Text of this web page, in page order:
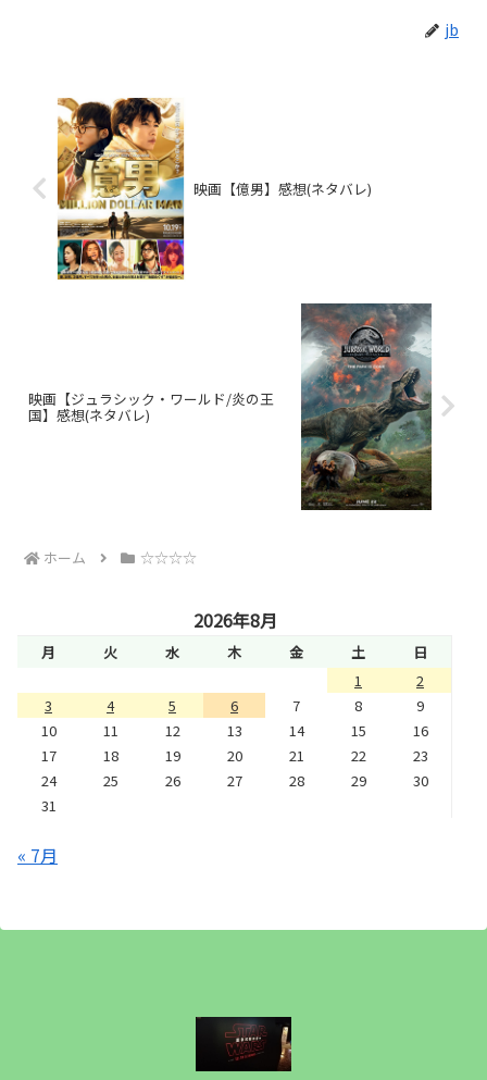
jb
映画【億男】感想(ネタバレ)
映画【ジュラシック・ワールド/炎の王
国】感想(ネタバレ)
ホーム ☆☆☆☆
2026年8月
月 火 水 木 金 土
日
1
2
3
4 5 6 7 8
9
10
11 12 13 14 15
16
17
18 19 20 21 22
23
24
25 26 27 28 29
30
31
« 7月